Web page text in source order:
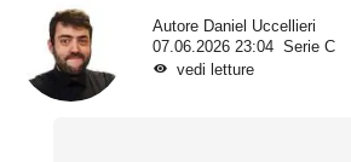
Autore Daniel Uccellieri
07.06.2026 23:04
Serie C
vedi letture